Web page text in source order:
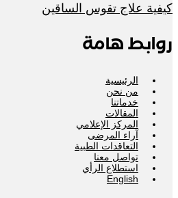
كيفية علاج تقوس الساقين
روابط هامة
الرئيسية
من نحن
خدماتنا
المقالات
المركز الإعلامي
آراء المرضى
التعاقدات الطبية
تواصل معنا
استطلاع الرأي
English